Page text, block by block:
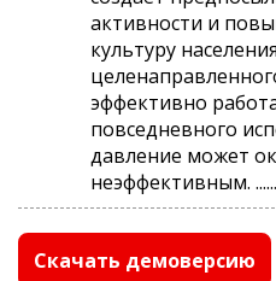
активности и
культуру
эффективно
повседневного
давление может
неэффективным.
Скачать демоверсию